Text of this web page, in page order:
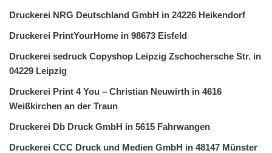
Druckerei NRG Deutschland GmbH in 24226 Heikendorf
Druckerei PrintYourHome in 98673 Eisfeld
Druckerei sedruck Copyshop Leipzig Zschochersche Str. in
04229 Leipzig
Druckerei Print 4 You – Christian Neuwirth in 4616
Weißkirchen an der Traun
Druckerei Db Druck GmbH in 5615 Fahrwangen
Druckerei CCC Druck und Medien GmbH in 48147 Münster